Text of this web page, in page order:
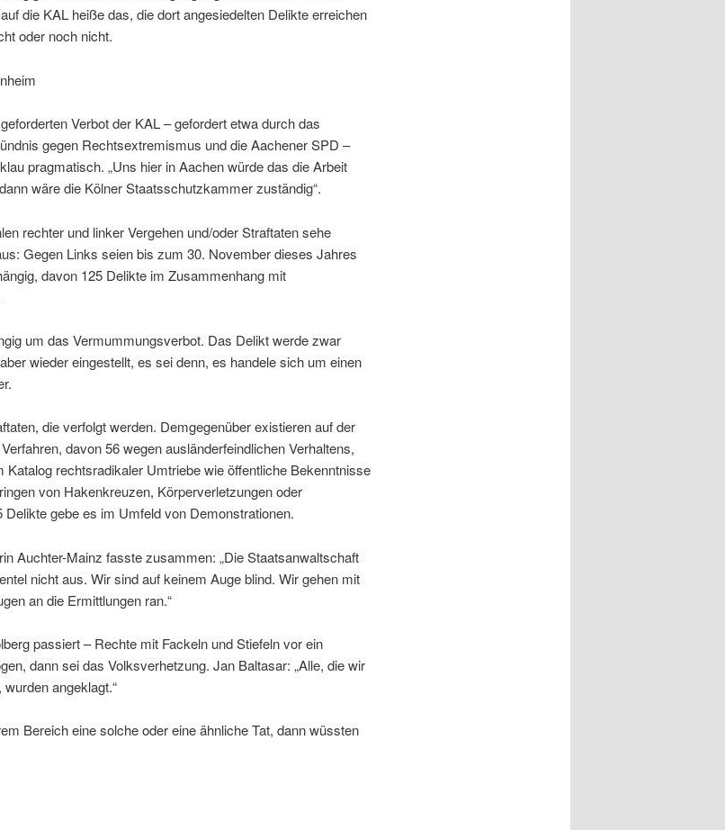
die KAL heiße das, die dort angesiedelten Delikte erreichen
oder noch nicht.
Verbot der KAL – gefordert etwa durch das
gegen Rechtsextremismus und die Aachener SPD –
pragmatisch. „Uns hier in Aachen würde das die Arbeit
wäre die Kölner Staatsschutzkammer zuständig“.
rechter und linker Vergehen und/oder Straftaten sehe
Gegen Links seien bis zum 30. November dieses Jahres
davon 125 Delikte im Zusammenhang mit
um das Vermummungsverbot. Das Delikt werde zwar
wieder eingestellt, es sei denn, es handele sich um einen
die verfolgt werden. Demgegenüber existieren auf der
davon 56 wegen ausländerfeindlichen Verhaltens,
Katalog rechtsradikaler Umtriebe wie öffentliche Bekenntnisse
von Hakenkreuzen, Körperverletzungen oder
Delikte gebe es im Umfeld von Demonstrationen.
Auchter-Mainz fasste zusammen: „Die Staatsanwaltschaft
nicht aus. Wir sind auf keinem Auge blind. Wir gehen mit
an die Ermittlungen ran.“
passiert – Rechte mit Fackeln und Stiefeln vor ein
dann sei das Volksverhetzung. Jan Baltasar: „Alle, die wir
angeklagt.“
Bereich eine solche oder eine ähnliche Tat, dann wüssten